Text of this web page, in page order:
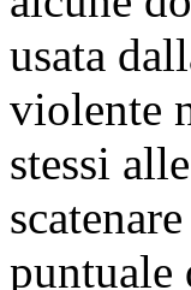
usata
violente
stessi
puntuale